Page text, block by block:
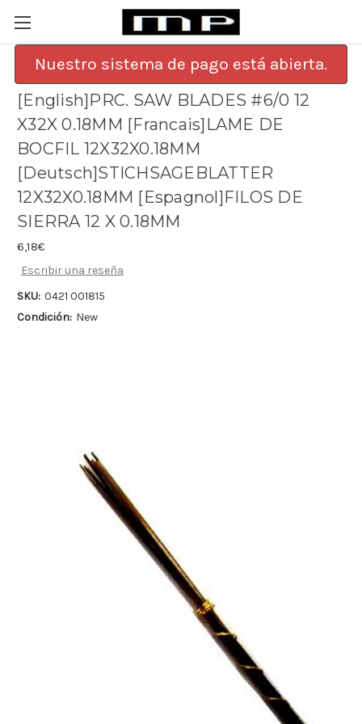
Nuestro sistema de pago está abierta.
[English]PRC. SAW BLADES #6/0 12
X32X 0.18MM [Francais]LAME DE
BOCFIL 12X32X0.18MM
[Deutsch]STICHSAGEBLATTER
12X32X0.18MM [Espagnol]FILOS DE
SIERRA 12 X 0.18MM
6,18€
Escribir una reseña
SKU: 0421 001815
Condición: New